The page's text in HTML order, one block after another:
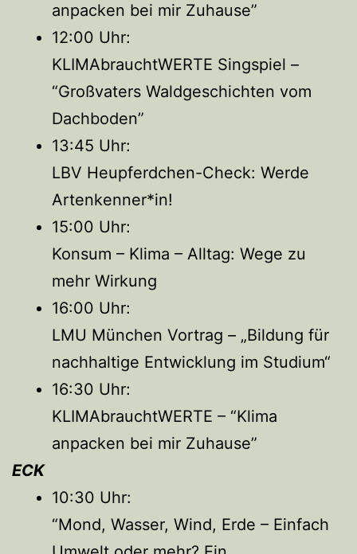
anpacken bei mir Zuhause”
12:00 Uhr:
KLIMAbrauchtWERTE Singspiel –
“Großvaters Waldgeschichten vom
Dachboden”
13:45 Uhr:
LBV Heupferdchen-Check: Werde
Artenkenner*in!
15:00 Uhr:
Konsum – Klima – Alltag: Wege zu
mehr Wirkung
16:00 Uhr:
LMU München Vortrag – „Bildung für
nachhaltige Entwicklung im Studium“
16:30 Uhr:
KLIMAbrauchtWERTE – “Klima
anpacken bei mir Zuhause”
ECK
10:30 Uhr:
“Mond, Wasser, Wind, Erde – Einfach